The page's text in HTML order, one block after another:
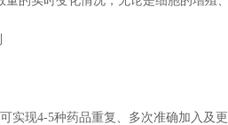
实现4-5种药品重复、多次准确加入及更